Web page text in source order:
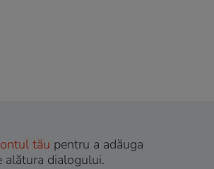
tău pentru a adăuga
alătura dialogului.